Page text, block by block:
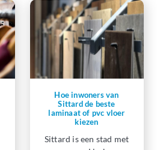
Hoe inwoners van
Sittard de beste
laminaat of pvc vloer
kiezen
Sittard is een stad met